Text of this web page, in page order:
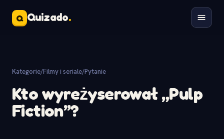
Q Quizado.
Kategorie/Filmy i seriale/Pytanie
Kto wyreżyserował „Pulp
Fiction”?